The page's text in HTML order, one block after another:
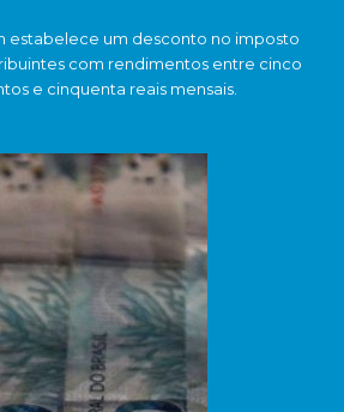
estabelece um desconto no imposto
com rendimentos entre cinco
e cinquenta reais mensais.